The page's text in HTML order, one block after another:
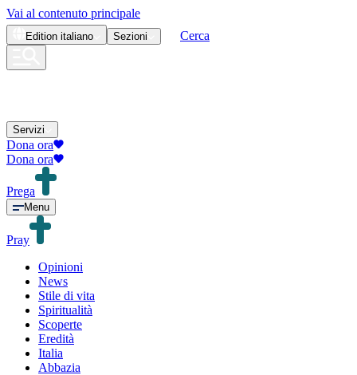
Vai al contenuto principale
Edition italiano Sezioni Cerca
Servizi
Dona ora
Dona ora
Prega
Menu
Pray
Opinioni
News
Stile di vita
Spiritualità
Scoperte
Eredità
Italia
Abbazia